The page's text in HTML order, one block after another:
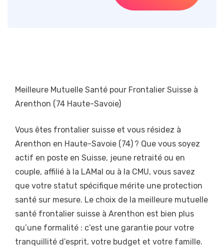
Meilleure Mutuelle Santé pour Frontalier Suisse à
Arenthon (74 Haute-Savoie)
Vous êtes frontalier suisse et vous résidez à
Arenthon en Haute-Savoie (74) ? Que vous soyez
actif en poste en Suisse, jeune retraité ou en
couple, affilié à la LAMal ou à la CMU, vous savez
que votre statut spécifique mérite une protection
santé sur mesure. Le choix de la meilleure mutuelle
santé frontalier suisse à Arenthon est bien plus
qu’une formalité : c’est une garantie pour votre
tranquillité d’esprit, votre budget et votre famille.